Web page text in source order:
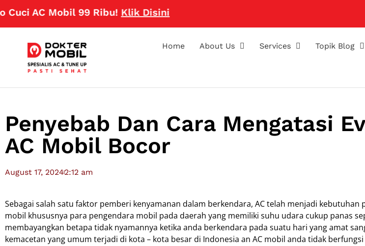
AC Mobil 99 Ribu!Klik Disini
Home About Us Services Topik Blog
Penyebab Dan Cara Mengatasi
AC Mobil Bocor
August 17, 20242:12 am
Sebagai salah satu faktor pemberi kenyamanan dalam berkendara, AC telah menjadi kebutuhan
mobil khususnya para pengendara mobil pada daerah yang memiliki suhu udara cukup panas
membayangkan betapa tidak nyamannya ketika anda berkendara pada suatu hari yang amat
kemacetan yang umum terjadi di kota – kota besar di Indonesia an AC mobil anda tidak